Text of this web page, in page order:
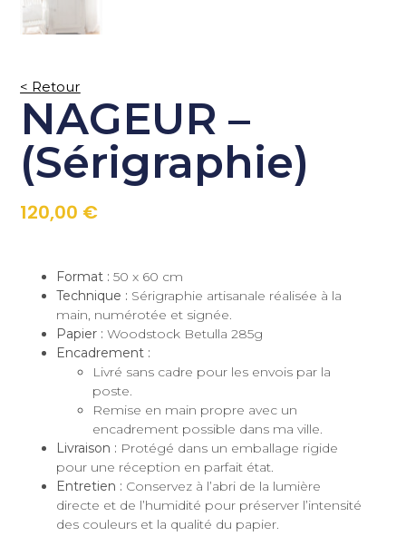
< Retour
NAGEUR –
(Sérigraphie)
120,00 €
Format : 50 x 60 cm
Technique : Sérigraphie artisanale réalisée à la
main, numérotée et signée.
Papier : Woodstock Betulla 285g
Encadrement :
Livré sans cadre pour les envois par la
poste.
Remise en main propre avec un
encadrement possible dans ma ville.
Livraison : Protégé dans un emballage rigide
pour une réception en parfait état.
Entretien : Conservez à l’abri de la lumière
directe et de l’humidité pour préserver l’intensité
des couleurs et la qualité du papier.